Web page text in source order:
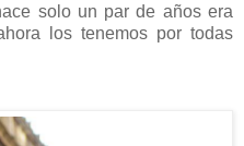
solo un par de años era
los tenemos por todas